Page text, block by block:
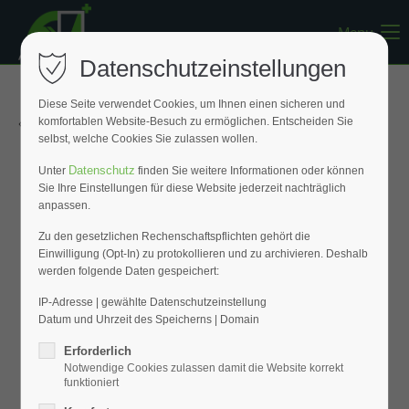
Register
Support
Lorem ipsum dolor sit amet:
24h/ 365days
Mon - Fri 8:00am - 5:00pm(GMT +1)
Get in touch
Cybersteel Inc.
Menu
« Zurück zur Übersicht
Datenschutzeinstellungen
Diese Seite verwendet Cookies, um Ihnen einen sicheren und
komfortablen Website-Besuch zu ermöglichen. Entscheiden Sie
selbst, welche Cookies Sie zulassen wollen.
Unter Datenschutz finden Sie weitere Informationen oder können
Sie Ihre Einstellungen für diese Website jederzeit nachträglich
anpassen.
Zu den gesetzlichen Rechenschaftspflichten gehört die
Einwilligung (Opt-In) zu protokollieren und zu archivieren. Deshalb
werden folgende Daten gespeichert:
IP-Adresse | gewählte Datenschutzeinstellung
Datum und Uhrzeit des Speicherns | Domain
Erforderlich
Notwendige Cookies zulassen damit die Website korrekt
funktioniert